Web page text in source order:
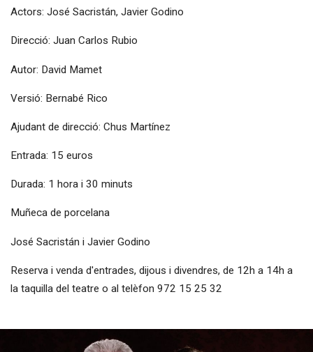
Actors: José Sacristán, Javier Godino
Direcció: Juan Carlos Rubio
Autor: David Mamet
Versió: Bernabé Rico
Ajudant de direcció: Chus Martínez
Entrada: 15 euros
Durada: 1 hora i 30 minuts
Muñeca de porcelana
José Sacristán i Javier Godino
Reserva i venda d'entrades, dijous i divendres, de 12h a 14h a
la taquilla del teatre o al telèfon 972 15 25 32